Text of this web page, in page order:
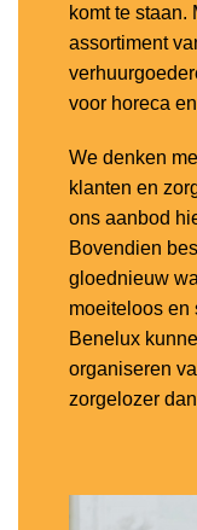
komt te staan.
assortiment
voor horeca
We denken
klanten en
ons aanbod
Bovendien
gloednieuw
moeiteloos en
Benelux
organiseren
zorgelozer